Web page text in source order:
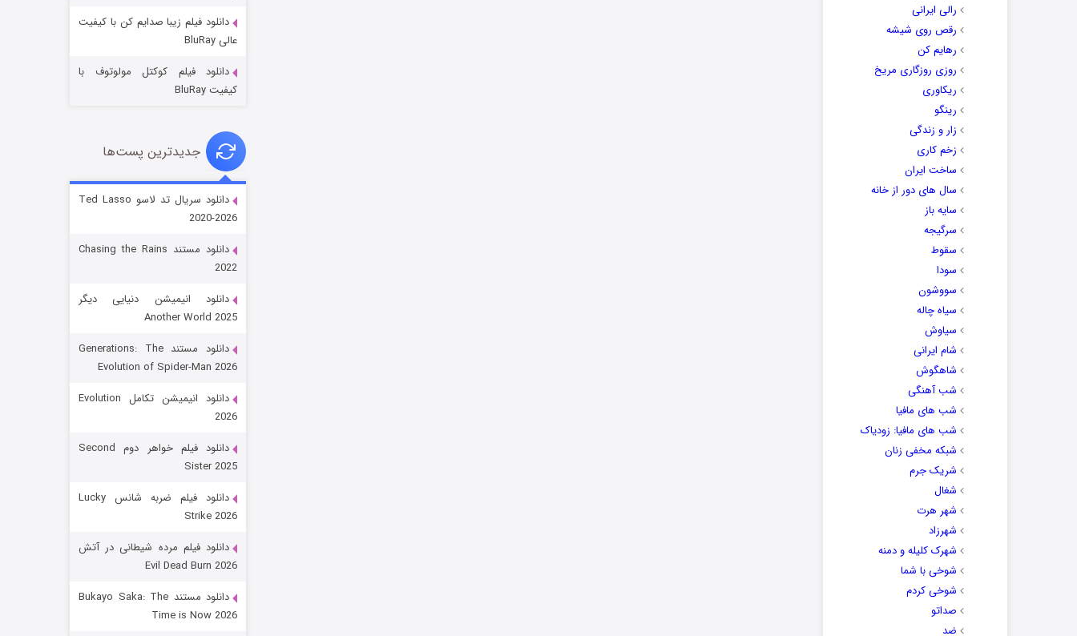
رالی ایرانی
رقص روی شیشه
رهایم کن
روزی روزگاری مریخ
ریکاوری
رینگو
زار و زندگی
زخم کاری
ساخت ایران
سال های دور از خانه
سایه باز
سرگیجه
سقوط
سودا
سووشون
سیاه چاله
سیاوش
شام ایرانی
شاهگوش
شب آهنگی
شب های مافیا
شب های مافیا: زودیاک
شبکه مخفی زنان
شریک جرم
شغال
شهر هرت
شهرزاد
شهرک کلیله و دمنه
شوخی با شما
شوخی کردم
صداتو
ضد
جادوگری در مغولستان
قسمت
رویایی برای تو
قسمت
دانلود فیلم زیبا صدایم کن با کیفیت
عالی BluRay
دانلود فیلم کوکتل مولوتوف با
کیفیت BluRay
جدیدترین پست‌ها
دانلود سریال تد لاسو Ted Lasso
2020-2026
دانلود مستند Chasing the Rains
2022
دانلود انیمیشن دنیایی دیگر
Another World 2025
دانلود مستند Generations: The
Evolution of Spider-Man 2026
دانلود انیمیشن تکامل Evolution
2026
دانلود فیلم خواهر دوم Second
Sister 2025
دانلود فیلم ضربه شانس Lucky
Strike 2026
دانلود فیلم مرده شیطانی در آتش
Evil Dead Burn 2026
دانلود مستند Bukayo Saka: The
Time is Now 2026